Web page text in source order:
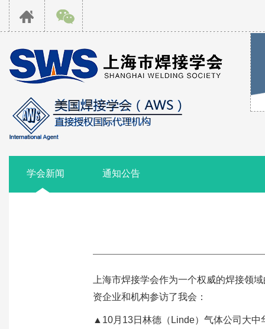
学会新闻 通知公告
上海市焊接学会作为一个权威的焊接领
资企业和机构参访了我会：
▲10月13日林德（Linde）气体公司大中